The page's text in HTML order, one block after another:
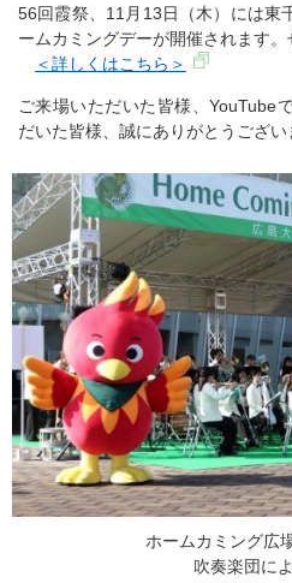
56回霞祭、11月13日（木）には東
ームカミングデーが開催されます。
＜詳しくはこちら＞
ご来場いただいた皆様、YouTube
だいた皆様、誠にありがとうござい
ホームカミング広
吹奏楽団に